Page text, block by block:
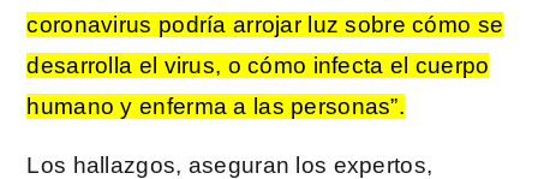
coronavirus podría arrojar luz sobre cómo se
desarrolla el virus, o cómo infecta el cuerpo
humano y enferma a las personas”.
Los hallazgos, aseguran los expertos,